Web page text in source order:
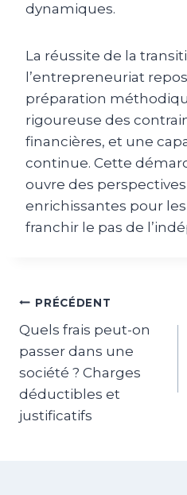
dynamiques.
La réussite de la
l’entrepreneuriat
préparation
rigoureuse des
financières, et une
continue. Cette
ouvre des
enrichissantes pour
franchir le pas de
Navigation
de
l’article
PRÉCÉDENT
Quels frais peut-on
passer dans une
société ? Charges
déductibles et
justificatifs